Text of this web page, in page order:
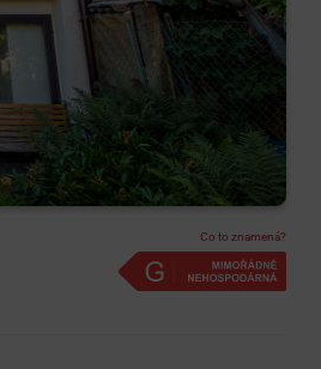
Co to znamená?